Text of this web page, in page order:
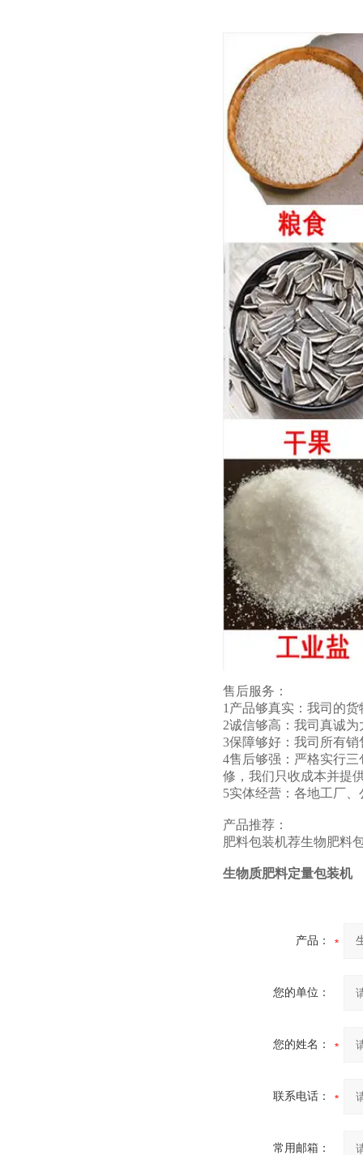
售后服务：
1产品够真实：我司的
2诚信够高：我司真诚
3保障够好：我司所有
4售后够强：严格实行
修，我们只收成本并提
5实体经营：各地工厂
产品推荐：
肥料包装机荐生物肥料
生物质肥料定量包装机
产品：
您的单位：
您的姓名：
联系电话：
常用邮箱：